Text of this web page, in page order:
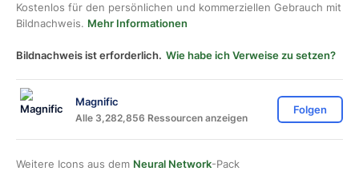
Kostenlos für den persönlichen und kommerziellen Gebrauch mit
Bildnachweis. Mehr Informationen
Bildnachweis ist erforderlich. Wie habe ich Verweise zu setzen?
Magnific
Alle 3,282,856 Ressourcen anzeigen
Folgen
Weitere Icons aus dem Neural Network-Pack